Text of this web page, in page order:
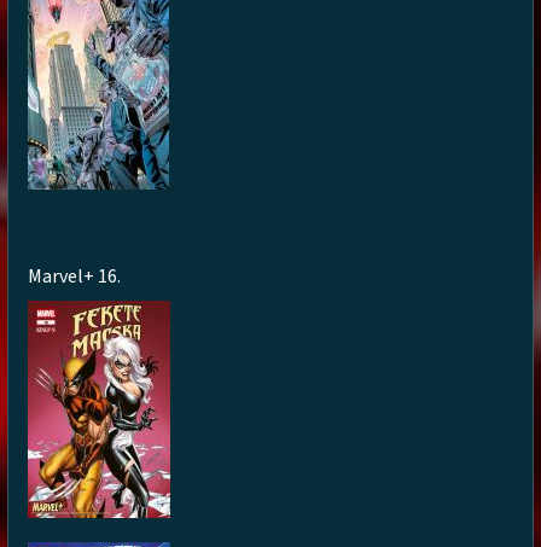
Marvel+ 16.